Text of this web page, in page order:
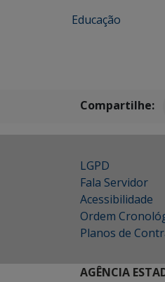
Educação
Compartilhe:
LGPD
Fala Servidor
Acessibilidade
Ordem
Planos de
AGÊNCIA